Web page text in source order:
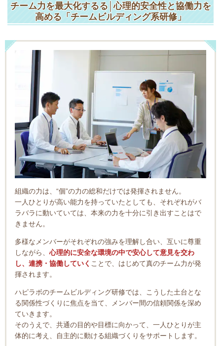
チーム力を最大化するる│心理的安全性と協働力を
高める「チームビルディング系研修」
組織の力は、“個”の力の総和だけでは発揮されません。
一人ひとりが高い能力を持っていたとしても、それぞれがバ
ラバラに動いていては、本来の力を十分に引き出すことはで
きません。
多様なメンバーがそれぞれの強みを理解し合い、互いに尊重
しながら、 心理的に安全な環境の中で安心して意見を交わ
し、連携・協働していく ことで、はじめて真のチーム力が発
揮されます。
ハピラボのチームビルディング研修では、こうした土台とな
る関係性づくりに焦点を当て、メンバー間の信頼関係を深め
ていきます。
そのうえで、共通の目的や目標に向かって、一人ひとりが主
体的に考え、自主的に動ける組織づくりをサポートします。